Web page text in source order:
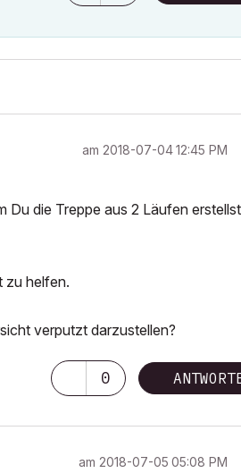
am ‎2018-07-0412:45 PM
Du die Treppe aus 2 Läufen
zu helfen.
verputzt darzustellen?
0
am ‎2018-07-05 05:08 PM